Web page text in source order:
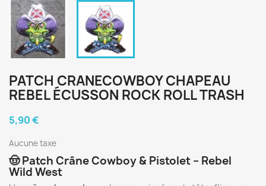
PATCH CRANECOWBOY CHAPEAU
REBEL ÉCUSSON ROCK ROLL TRASH
5,90 €
Aucune taxe
🤠 Patch Crâne Cowboy & Pistolet – Rebel
Wild West